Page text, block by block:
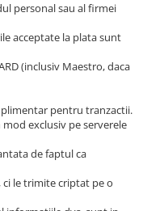
personal sau al firmei
acceptate la plata sunt
(inclusiv Maestro, daca
pentru tranzactii.
exclusiv pe serverele
de faptul ca
le trimite criptat pe o